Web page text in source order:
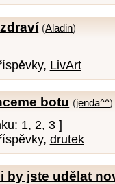
(Aladin)
LivArt
botu (jenda^^)
1, 2, 3]
drutek
by jste udělat